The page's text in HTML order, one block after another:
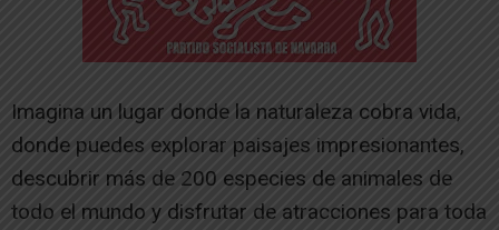
Imagina un lugar donde la naturaleza cobra vida,
donde puedes explorar paisajes impresionantes,
descubrir más de 200 especies de animales de
todo el mundo y disfrutar de atracciones para toda